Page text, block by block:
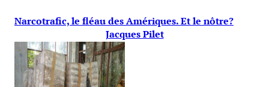
Narcotrafic, le fléau des Amériques. Et le nôtre?
Jacques Pilet